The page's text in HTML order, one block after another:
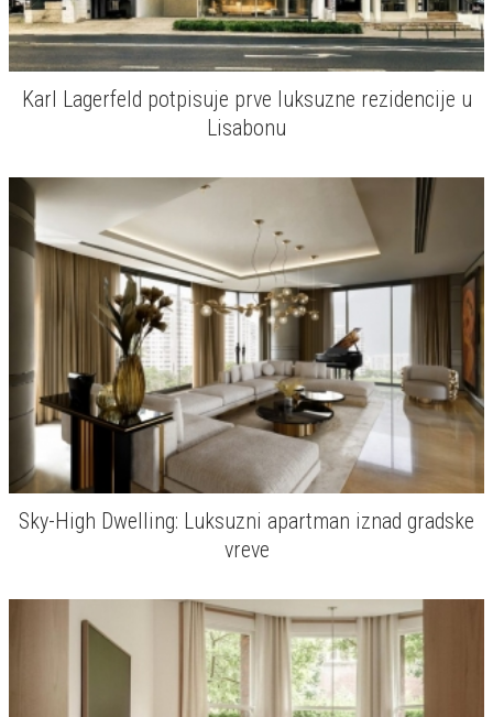
Karl Lagerfeld potpisuje prve luksuzne rezidencije u
Lisabonu
Sky-High Dwelling: Luksuzni apartman iznad gradske
vreve